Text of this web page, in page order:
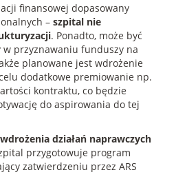
finansowej dopasowany
– szpital nie
. Ponadto, może być
przyznawaniu funduszy na
planowane jest wdrożenie
dodatkowe premiowanie np.
kontraktu, co będzie
do aspirowania do tej
działań naprawczych
przygotowuje program
zatwierdzeniu przez ARS